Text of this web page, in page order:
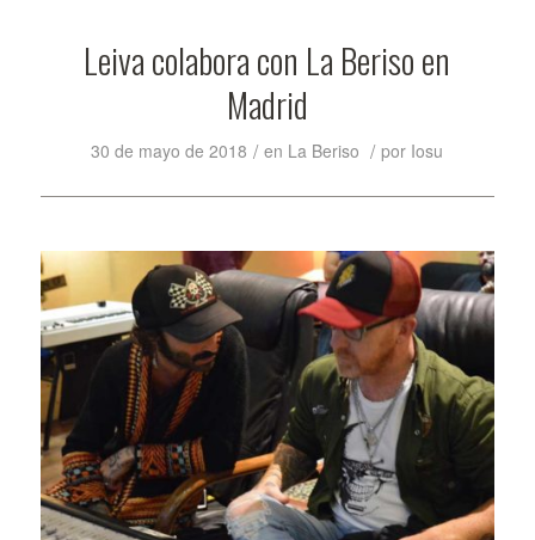
Leiva colabora con La Beriso en
Madrid
30 de mayo de 2018 / en La Beriso / por Iosu